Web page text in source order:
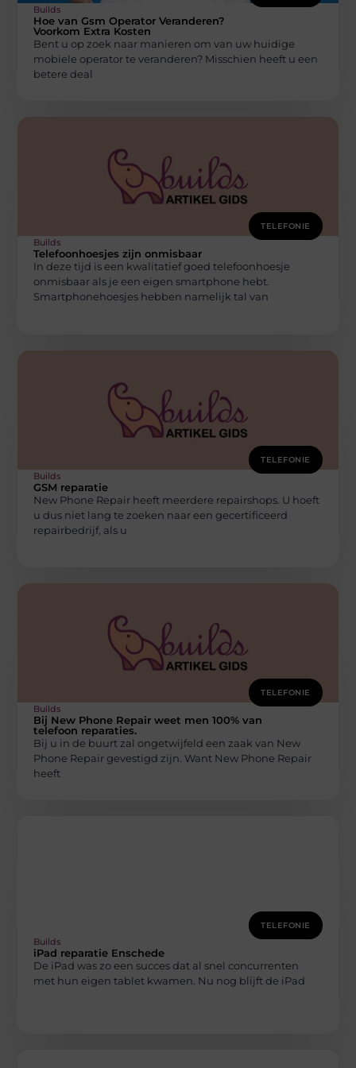
Builds
Hoe van Gsm Operator Veranderen?
Voorkom Extra Kosten
Bent u op zoek naar manieren om van uw huidige
mobiele operator te veranderen? Misschien heeft u een
betere deal
TELEFONIE
Builds
Telefoonhoesjes zijn onmisbaar
In deze tijd is een kwalitatief goed telefoonhoesje
onmisbaar als je een eigen smartphone hebt.
Smartphonehoesjes hebben namelijk tal van
TELEFONIE
Builds
GSM reparatie
New Phone Repair heeft meerdere repairshops. U hoeft
u dus niet lang te zoeken naar een gecertificeerd
repairbedrijf, als u
TELEFONIE
Builds
Bij New Phone Repair weet men 100% van
telefoon reparaties.
Bij u in de buurt zal ongetwijfeld een zaak van New
Phone Repair gevestigd zijn. Want New Phone Repair
heeft
TELEFONIE
Builds
iPad reparatie Enschede
De iPad was zo een succes dat al snel concurrenten
met hun eigen tablet kwamen. Nu nog blijft de iPad